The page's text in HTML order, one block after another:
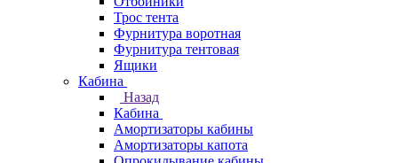
Трос тента
Фурнитура воротная
Фурнитура тентовая
Ящики
Кабина
Назад
Кабина
Амортизаторы кабины
Амортизаторы капота